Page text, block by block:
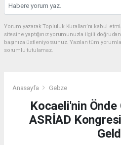
Yorum yazarak Topluluk Kuralları’nı kabul
sitesine yaptığınız yorumunuzla ilgili
başınıza üstleniyorsunuz. Yazılan tüm
sorumlu tutulamaz.
Anasayfa Gebze
Kocaeli'nin
ASRİAD